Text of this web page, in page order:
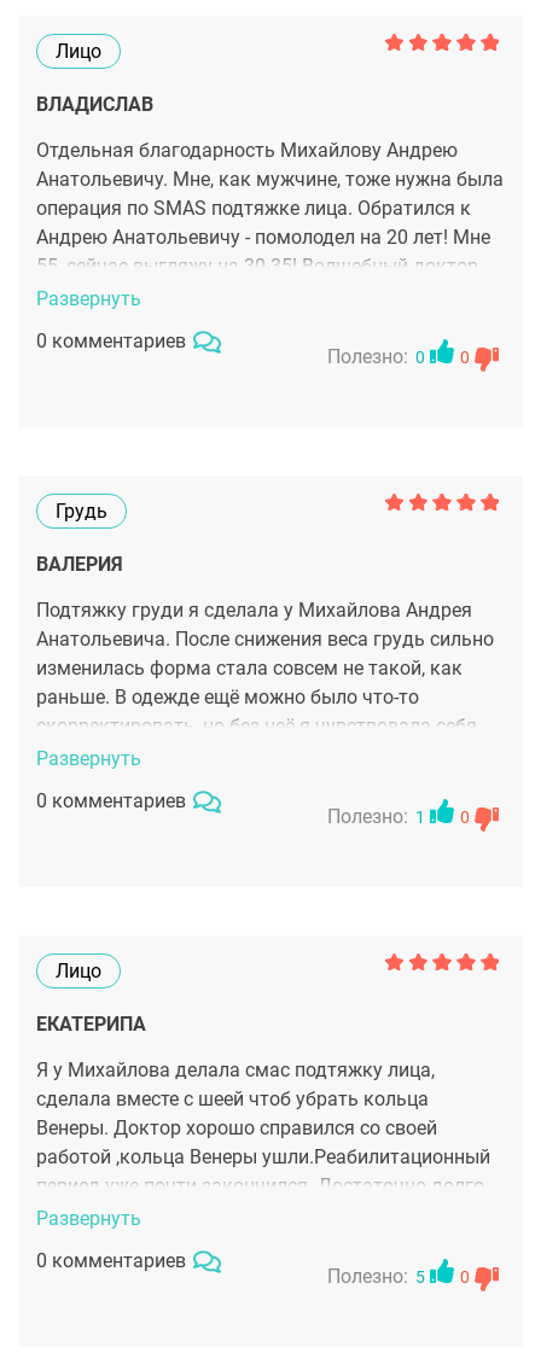
Лицо
ВЛАДИСЛАВ
Отдельная благодарность Михайлову Андрею
Анатольевичу. Мне, как мужчине, тоже нужна была
операция по SMAS подтяжке лица. Обратился к
Андрею Анатольевичу - помолодел на 20 лет! Мне
55, сейчас выгляжу на 30-35! Волшебный доктор,
подбодрит перед операцией так, что не страшно с
понравилось. Я рекомендую всем Андрея
Развернуть
0 комментариев
Полезно: 0 0
Грудь
ВАЛЕРИЯ
Подтяжку груди я сделала у Михайлова Андрея
Анатольевича. После снижения веса грудь сильно
изменилась форма стала совсем не такой, как
раньше. В одежде ещё можно было что-то
скорректировать, но без неё я чувствовала себя
неуверенно. Это постепенно начало влиять на
всё объяснил простым языком: какой метод
спокойствие и понимание, что я в надёжных руках.
Операция прошла без осложнений.
Восстановление требовало терпения — нужно было
физическую активность, аккуратно спать. Но боль
была терпимой Когда сошёл основной отёк и грудь
приняла форму, я была очень довольна
результатом. Она выглядит естественно,
аккуратно, пропорционально моему телу. Никакой
«искусственности», просто красивая подтянутая
грудь. Швы аккуратные и со временем становятся
всё менее заметными.СПАСИБО
Развернуть
0 комментариев
Полезно: 1 0
Лицо
ЕКАТЕРИПА
Я у Михайлова делала смас подтяжку лица,
сделала вместе с шеей чтоб убрать кольца
Венеры. Доктор хорошо справился со своей
работой ,кольца Венеры ушли.Реабилитационный
период уже почти закончился. Достаточно долго
проходили отеки ,но это у каждого
не потеряла свои черты и индивидуальность
Развернуть
0 комментариев
Полезно: 5 0